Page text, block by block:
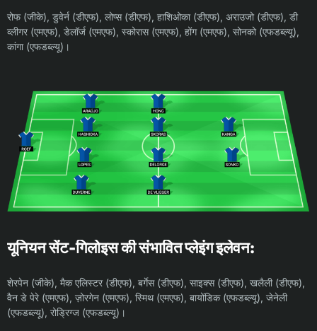
रोफ (जीके), डुवेर्न (डीएफ), लोप्स (डीएफ), हाशिओका (डीएफ), अराउजो (डीएफ), डी
व्लीगर (एमएफ), डेलॉर्ज (एमएफ), स्कोरास (एमएफ), होंग (एमएफ), सोनको (एफडब्ल्यू),
कांगा (एफडब्ल्यू)।
यूनियन सेंट-गिलोइस की संभावित प्लेइंग इलेवन:
शेरपेन (जीके), मैक एलिस्टर (डीएफ), बर्गेस (डीएफ), साइक्स (डीएफ), खलैली (डीएफ),
वैन डे पेरे (एमएफ), ज़ोरगेन (एमएफ), स्मिथ (एमएफ), बायोंडिक (एफडब्ल्यू), जेनेली
(एफडब्ल्यू), रोड्रिग्ज (एफडब्ल्यू)।